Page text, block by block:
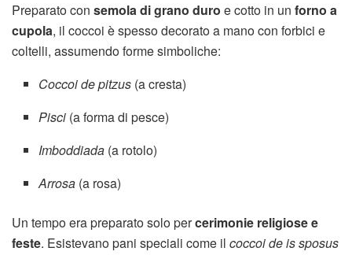
Preparato con semola di grano duro e cotto in un forno a
cupola, il coccoi è spesso decorato a mano con forbici e
coltelli, assumendo forme simboliche:
Coccoi de pitzus (a cresta)
Pisci (a forma di pesce)
Imboddiada (a rotolo)
Arrosa (a rosa)
Un tempo era preparato solo percerimonie religiose e
feste. Esistevano pani speciali come il coccoi de is sposus